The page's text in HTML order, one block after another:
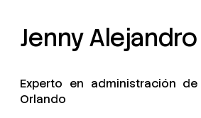
Jenny Alejandro
Experto en administración
Orlando